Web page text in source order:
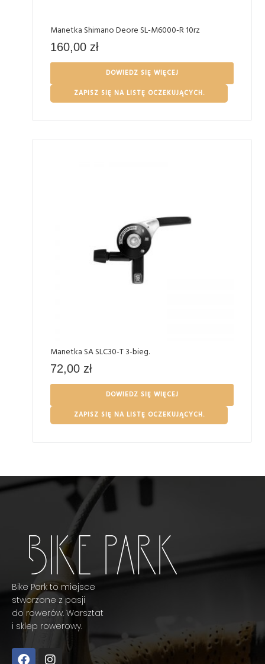
Manetka Shimano Deore SL-M6000-R 10rz
160,00 zł
DOWIEDZ SIĘ WIĘCEJ
ZAPISZ SIĘ NA LISTĘ OCZEKUJĄCYCH.
Manetka SA SLC30-T 3-bieg.
72,00 zł
DOWIEDZ SIĘ WIĘCEJ
ZAPISZ SIĘ NA LISTĘ OCZEKUJĄCYCH.
Bike Park to miejsce
stworzone z pasji
do rowerów. Warsztat
i sklep rowerowy.